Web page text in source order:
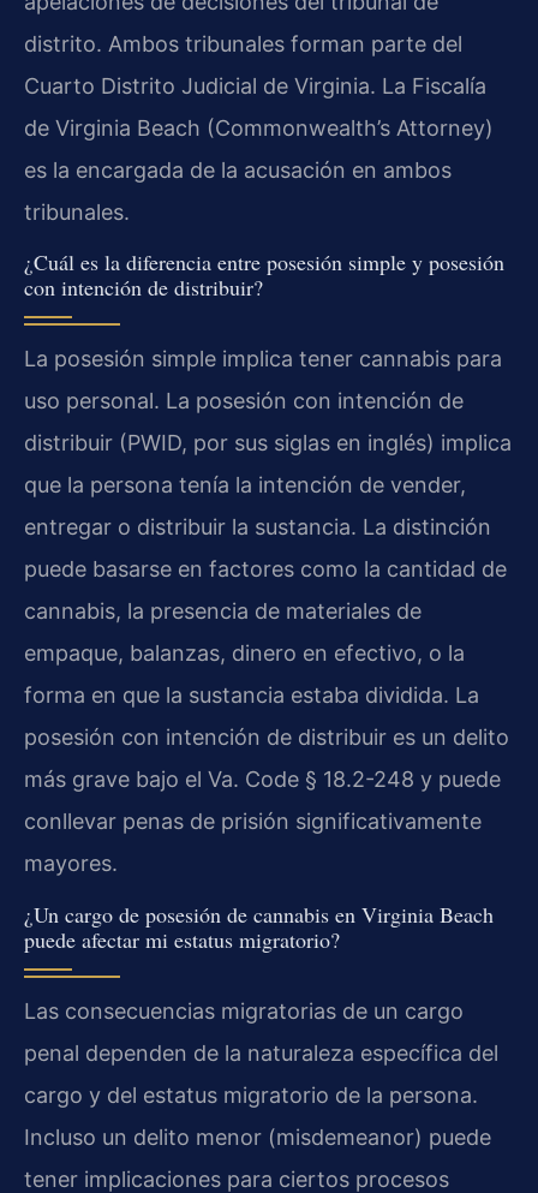
distrito. Ambos tribunales forman parte del
Cuarto Distrito Judicial de Virginia. La Fiscalía
de Virginia Beach (Commonwealth’s Attorney)
es la encargada de la acusación en ambos
tribunales.
¿Cuál es la diferencia entre posesión simple y posesión
con intención de distribuir?
La posesión simple implica tener cannabis para
uso personal. La posesión con intención de
distribuir (PWID, por sus siglas en inglés) implica
que la persona tenía la intención de vender,
entregar o distribuir la sustancia. La distinción
puede basarse en factores como la cantidad de
cannabis, la presencia de materiales de
empaque, balanzas, dinero en efectivo, o la
forma en que la sustancia estaba dividida. La
posesión con intención de distribuir es un delito
más grave bajo el Va. Code § 18.2-248 y puede
conllevar penas de prisión significativamente
mayores.
¿Un cargo de posesión de cannabis en Virginia Beach
puede afectar mi estatus migratorio?
Las consecuencias migratorias de un cargo
penal dependen de la naturaleza específica del
cargo y del estatus migratorio de la persona.
Incluso un delito menor (misdemeanor) puede
tener implicaciones para ciertos procesos